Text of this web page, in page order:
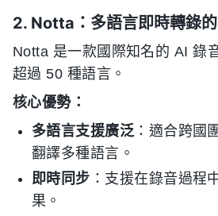
2. Notta：多語言即時轉錄
Notta 是一款國際知名的 AI 錄
超過 50 種語言。
核心優勢：
多語言支援廣泛 ：適合跨國
翻譯多種語言。
即時同步 ：支援在錄音過程
果。